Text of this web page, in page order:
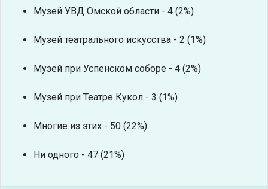
Музей УВД Омской области - 4 (2%)
Музей театрального искусства - 2 (1%)
Музей при Успенском соборе - 4 (2%)
Музей при Театре Кукол - 3 (1%)
Многие из этих - 50 (22%)
Ни одного - 47 (21%)